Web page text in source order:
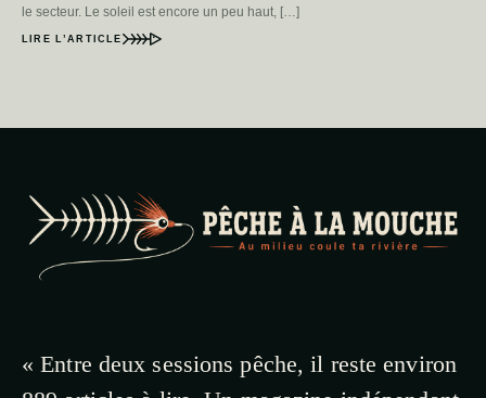
le secteur. Le soleil est encore un peu haut, […]
LIRE L’ARTICLE
« Entre deux sessions pêche, il reste environ